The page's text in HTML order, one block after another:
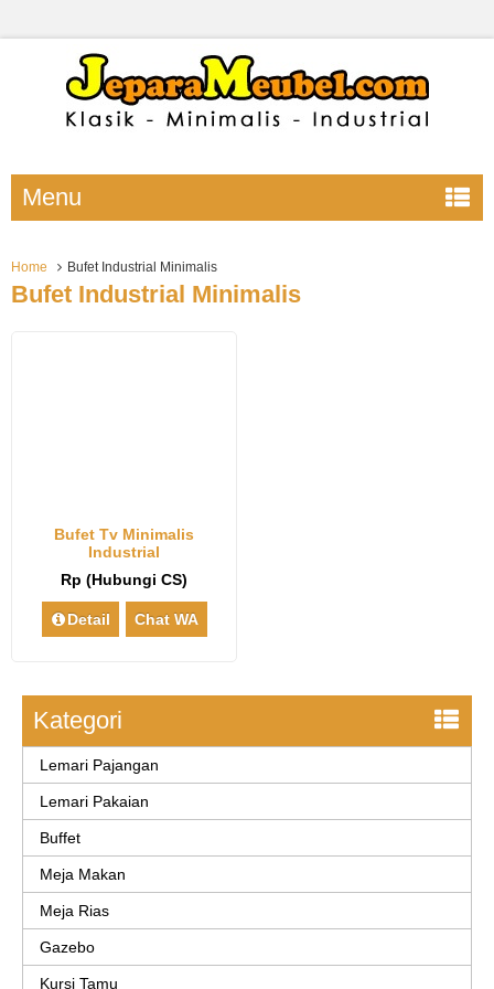
Menu
Home Bufet Industrial Minimalis
Bufet Industrial Minimalis
Bufet Tv Minimalis
Industrial
Rp (Hubungi CS)
Detail Chat WA
Kategori
Lemari Pajangan
Lemari Pakaian
Buffet
Meja Makan
Meja Rias
Gazebo
Kursi Tamu